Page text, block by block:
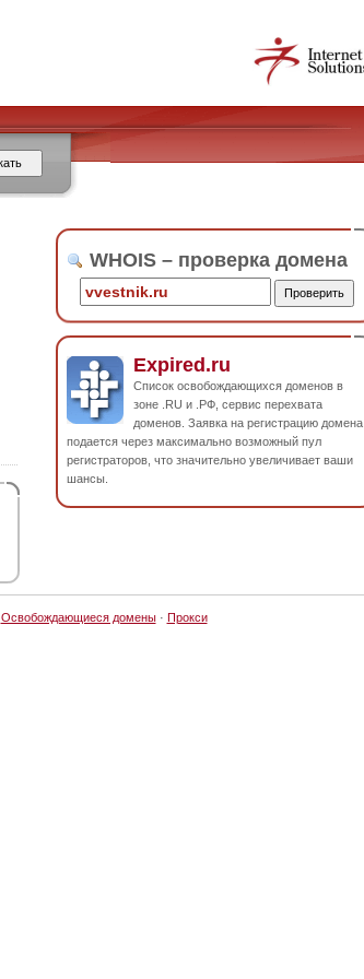
WHOIS – проверка домена
Expired.ru
Список освобождающихся доменов в
зоне .RU и .РФ, сервис перехвата
доменов. Заявка на регистрацию домена
подается через максимально возможный пул
регистраторов, что значительно увеличивает ваши
шансы.
Освобождающиеся домены· Прокси